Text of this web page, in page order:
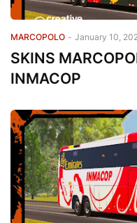
MARCOPOLO - January 10,
SKINS
INMACOP